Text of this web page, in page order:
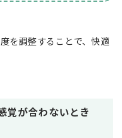
を調整することで、快適
覚が合わないとき